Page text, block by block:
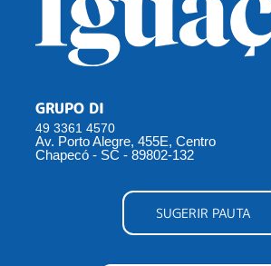
GRUPO DI
49 3361 4570
Av. Porto Alegre, 455E, Centro
Chapecó - SC - 89802-132
SUGERIR PAUTA